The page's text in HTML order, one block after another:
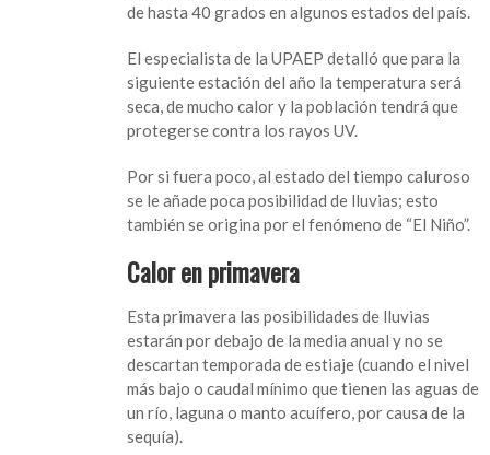
de hasta 40 grados en algunos estados del país.
El especialista de la UPAEP detalló que para la
siguiente estación del año la temperatura será
seca, de mucho calor y la población tendrá que
protegerse contra los rayos UV.
Por si fuera poco, al estado del tiempo caluroso
se le añade poca posibilidad de lluvias; esto
también se origina por el fenómeno de “El Niño”.
Calor en primavera
Esta primavera las posibilidades de lluvias
estarán por debajo de la media anual y no se
descartan temporada de estiaje (cuando el nivel
más bajo o caudal mínimo que tienen las aguas de
un río, laguna o manto acuífero, por causa de la
sequía).